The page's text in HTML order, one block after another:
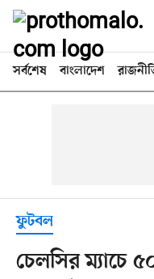
সর্বশেষ বাংলাদেশ
ফুটবল
চেলসির ম্যাচে